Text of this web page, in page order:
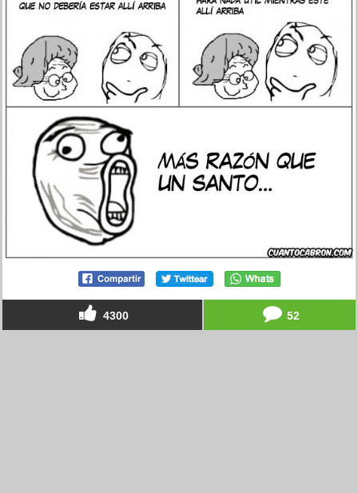
4300 52